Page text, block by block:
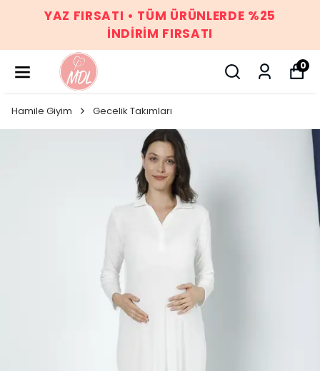
YAZ FIRSATI • TÜM ÜRÜNLERDE %25
İNDİRİM FIRSATI
0
Hamile Giyim Gecelik Takımları